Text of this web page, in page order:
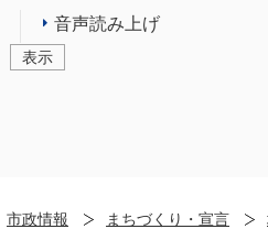
音声読み上げ
表示
市政情報 まちづくり・宣言